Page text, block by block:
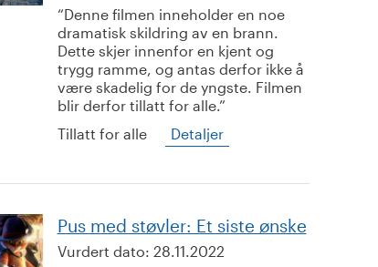
Denne filmen inneholder en noe
dramatisk skildring av en brann.
Dette skjer innenfor en kjent og
trygg ramme, og antas derfor ikke å
være skadelig for de yngste. Filmen
blir derfor tillatt for alle.
Tillatt for alle
Detaljer
Pus med støvler: Et siste ønske
Vurdert dato: 28.11.2022